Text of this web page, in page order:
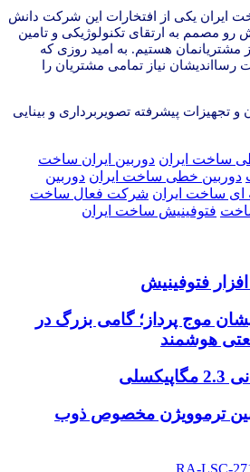
ساخت ایران یکی از افتخارات این شرکت دانش
رو مصمم به ارتقای تکنولوژیکی و تامین
هستیم. به امید روزی که
نیاز تمامی مشتریان را
ساخت ایران دوربین ایران ساخت
دوربین خطی ساخت ایران دوربین
ای ساخت ایران شرکت فعال ساخت
فتوفینیش ساخت ایران
فتوفینیش
موج پرداز؛ گامی بزرگ در
هوشمند
ترموویژن مخصوص ذوب